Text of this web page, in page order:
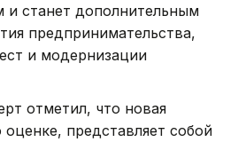
и станет дополнительным
предпринимательства,
и модернизации
отметил, что новая
оценке, представляет собой